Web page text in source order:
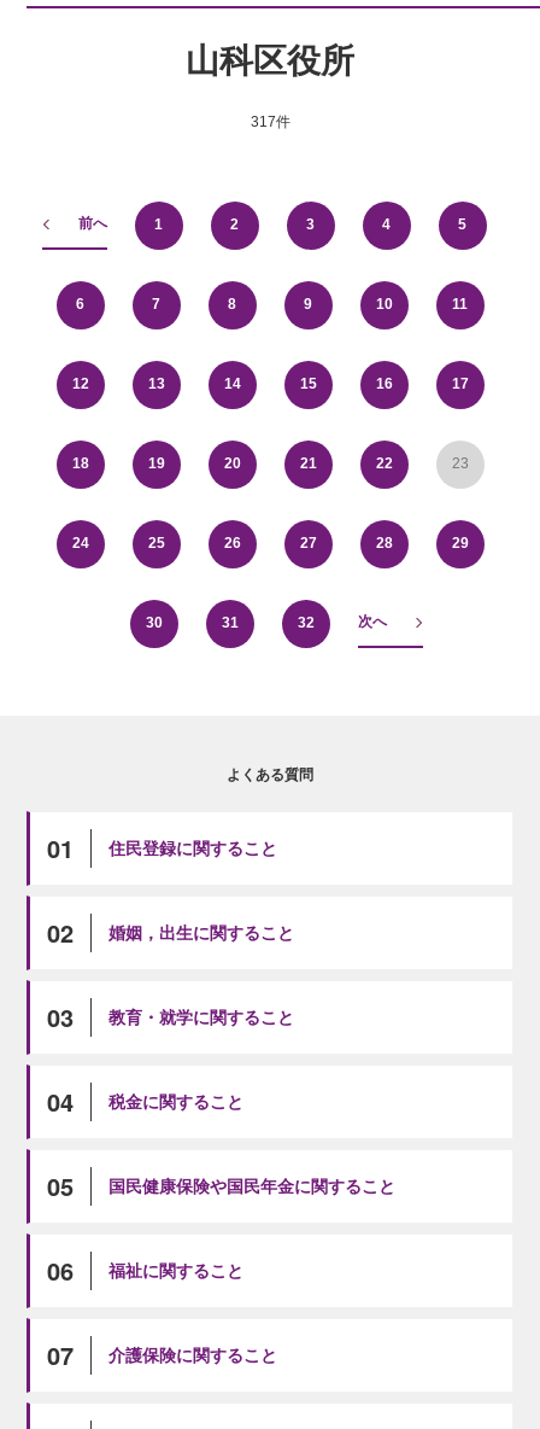
山科区役所
317件
前へ 1 2 3 4 5
6 7 8 9 10 11
12 13 14 15 16 17
18 19 20 21 22 23
24 25 26 27 28 29
30 31 32 次へ
よくある質問
01 住民登録に関すること
02 婚姻，出生に関すること
03 教育・就学に関すること
04 税金に関すること
05 国民健康保険や国民年金に関すること
06 福祉に関すること
07 介護保険に関すること